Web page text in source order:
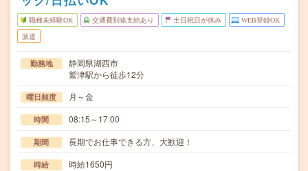
職種未経験OK 交通費別途支給あり 土日祝日が休み WEB登録OK
派遣
勤務地
静岡県湖西市
鷲津駅から徒歩12分
曜日頻度 月～金
時間 08:15～17:00
期間 長期でお仕事できる方、大歓迎！
時給 時給1650円